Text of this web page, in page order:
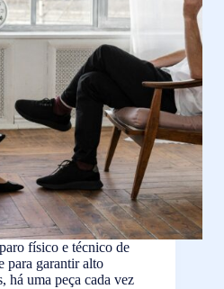
físico e técnico de
para garantir alto
há uma peça cada vez